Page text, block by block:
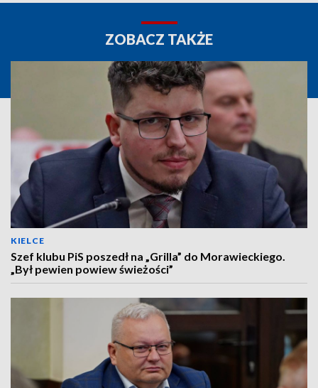
ZOBACZ TAKŻE
KIELCE
Szef klubu PiS poszedł na „Grilla” do Morawieckiego.
„Był pewien powiew świeżości”